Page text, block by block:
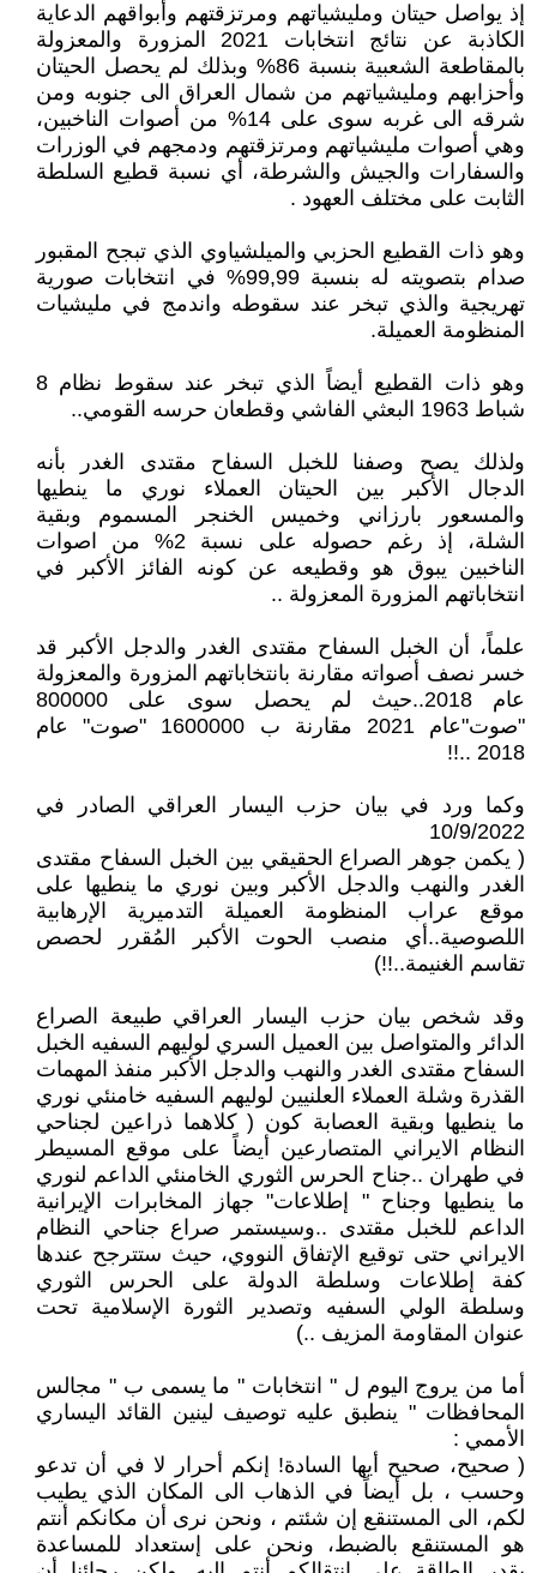
إذ يواصل حيتان ومليشياتهم ومرتزقتهم وأبواقهم الدعاية
الكاذبة عن نتائج انتخابات 2021 المزورة والمعزولة
بالمقاطعة الشعبية بنسبة 86% وبذلك لم يحصل الحيتان
وأحزابهم ومليشياتهم من شمال العراق الى جنوبه ومن
شرقه الى غربه سوى على 14% من أصوات الناخبين،
وهي أصوات مليشياتهم ومرتزقتهم ودمجهم في الوزرات
والسفارات والجيش والشرطة، أي نسبة قطيع السلطة
الثابت على مختلف العهود .
وهو ذات القطيع الحزبي والميلشياوي الذي تبجح المقبور
صدام بتصويته له بنسبة 99,99% في انتخابات صورية
تهريجية والذي تبخر عند سقوطه واندمج في مليشيات
المنظومة العميلة.
وهو ذات القطيع أيضاً الذي تبخر عند سقوط نظام 8
شباط 1963 البعثي الفاشي وقطعان حرسه القومي..
ولذلك يصح وصفنا للخبل السفاح مقتدى الغدر بأنه
الدجال الأكبر بين الحيتان العملاء نوري ما ينطيها
والمسعور بارزاني وخميس الخنجر المسموم وبقية
الشلة، إذ رغم حصوله على نسبة 2% من اصوات
الناخبين يبوق هو وقطيعه عن كونه الفائز الأكبر في
انتخاباتهم المزورة المعزولة ..
علماً، أن الخبل السفاح مقتدى الغدر والدجل الأكبر قد
خسر نصف أصواته مقارنة بانتخاباتهم المزورة والمعزولة
عام 2018..حيث لم يحصل سوى على 800000
"صوت"عام 2021 مقارنة ب 1600000 "صوت" عام
2018 ..!!
وكما ورد في بيان حزب اليسار العراقي الصادر في
10/9/2022
‎( يكمن جوهر الصراع الحقيقي بين الخبل السفاح مقتدى
الغدر والنهب والدجل الأكبر وبين نوري ما ينطيها على
موقع عراب المنظومة العميلة التدميرية الإرهابية
اللصوصية..أي منصب الحوت الأكبر المُقرر لحصص
تقاسم الغنيمة..!!)
وقد شخص بيان حزب اليسار العراقي طبيعة الصراع
الدائر والمتواصل بين العميل السري لوليهم السفيه الخبل
السفاح مقتدى الغدر والنهب والدجل الأكبر منفذ المهمات
القذرة وشلة العملاء العلنيين لوليهم السفيه خامنئي نوري
ما ينطيها وبقية العصابة كون ( كلاهما ذراعين لجناحي
النظام الايراني المتصارعين أيضاً على موقع المسيطر
في طهران ..جناح الحرس الثوري الخامنئي الداعم لنوري
ما ينطيها وجناح " إطلاعات" جهاز المخابرات الإيرانية
الداعم للخبل مقتدى ..وسيستمر صراع جناحي النظام
الايراني حتى توقيع الإتفاق النووي، حيث ستترجح عندها
كفة إطلاعات وسلطة الدولة على الحرس الثوري
وسلطة الولي السفيه وتصدير الثورة الإسلامية تحت
عنوان المقاومة المزيف ..)
أما من يروج اليوم ل " انتخابات " ما يسمى ب " مجالس
المحافظات " ينطبق عليه توصيف لينين القائد اليساري
الأممي :
( صحيح، صحيح أيها السادة! إنكم أحرار لا في أن تدعو
وحسب ، بل أيضاً في الذهاب الى المكان الذي يطيب
لكم، الى المستنقع إن شئتم ، ونحن نرى أن مكانكم أنتم
هو المستنقع بالضبط، ونحن على إستعداد للمساعدة